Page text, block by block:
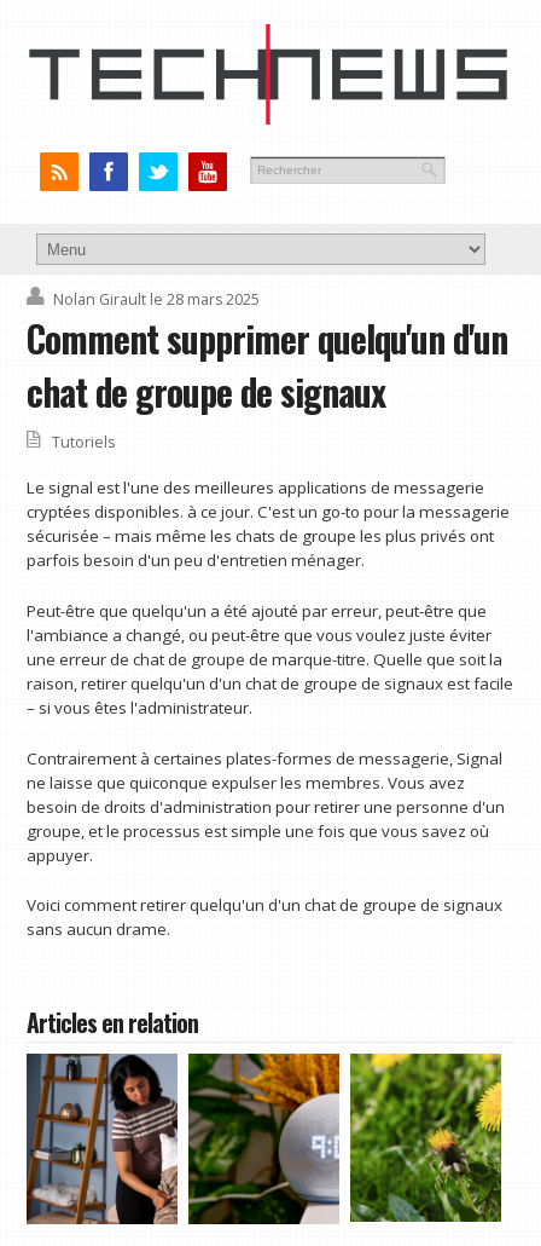
Nolan Girault le 28 mars 2025
Comment supprimer quelqu'un d'un
chat de groupe de signaux
Tutoriels
Le signal est l'une des meilleures applications de messagerie
cryptées disponibles. à ce jour. C'est un go-to pour la messagerie
sécurisée – mais même les chats de groupe les plus privés ont
parfois besoin d'un peu d'entretien ménager.
Peut-être que quelqu'un a été ajouté par erreur, peut-être que
l'ambiance a changé, ou peut-être que vous voulez juste éviter
une erreur de chat de groupe de marque-titre. Quelle que soit la
raison, retirer quelqu'un d'un chat de groupe de signaux est facile
– si vous êtes l'administrateur.
Contrairement à certaines plates-formes de messagerie, Signal
ne laisse que quiconque expulser les membres. Vous avez
besoin de droits d'administration pour retirer une personne d'un
groupe, et le processus est simple une fois que vous savez où
appuyer.
Voici comment retirer quelqu'un d'un chat de groupe de signaux
sans aucun drame.
Articles en relation